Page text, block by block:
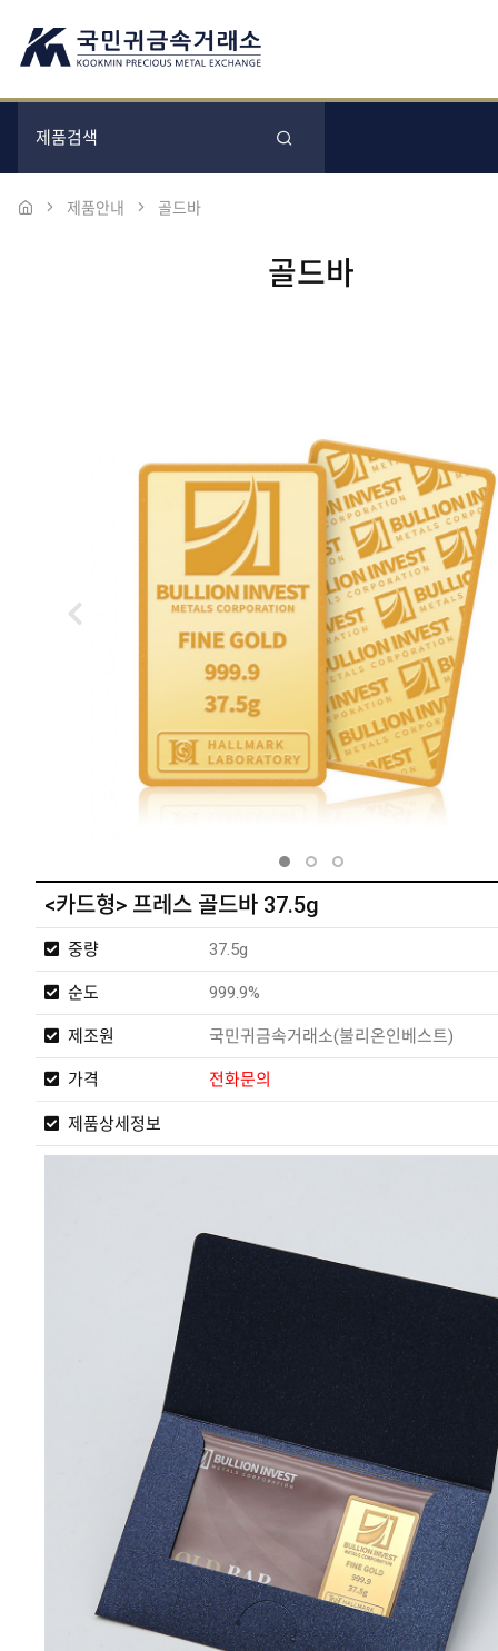
제품안내 골드바
골드바
<카드형> 프레스 골드바 37.5g
중량 37.5g
순도 999.9%
제조원 국민귀금속거래소(불리온인베스트)
가격 전화문의
제품상세정보